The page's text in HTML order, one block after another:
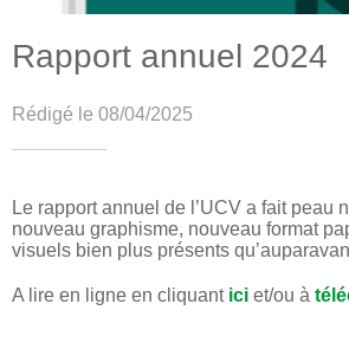
Rapport annuel 2024
Rédigé le 08/04/2025
Le rapport annuel de l’UCV a fait peau
nouveau graphisme, nouveau format
visuels bien plus présents
A lire en ligne en cliquant ici et/ou à